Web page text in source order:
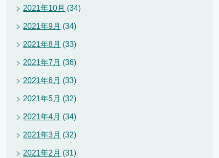
2021年10月 (34)
2021年9月 (34)
2021年8月 (33)
2021年7月 (36)
2021年6月 (33)
2021年5月 (32)
2021年4月 (34)
2021年3月 (32)
2021年2月 (31)